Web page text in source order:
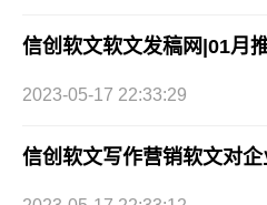
信创软文软文发稿网|01月
2023-05-17 22:33:29
信创软文写作营销软文对